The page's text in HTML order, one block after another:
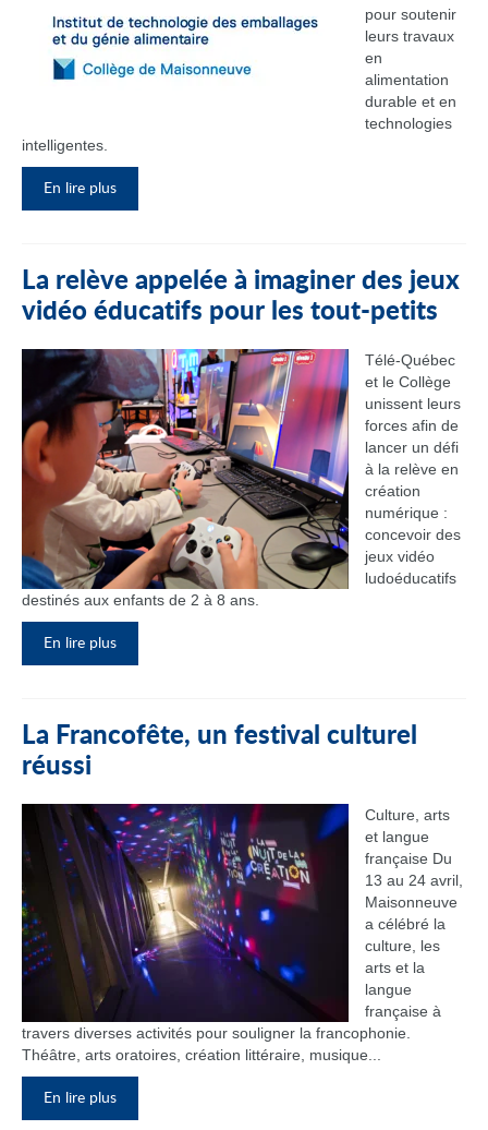
pour soutenir
leurs travaux
en
alimentation
durable et en
technologies
intelligentes.
En lire plus
La relève appelée à imaginer des jeux
vidéo éducatifs pour les tout-petits
Télé-Québec
et le Collège
unissent leurs
forces afin de
lancer un défi
à la relève en
création
numérique :
concevoir des
jeux vidéo
ludoéducatifs
destinés aux enfants de 2 à 8 ans.
En lire plus
La Francofête, un festival culturel
réussi
Culture, arts
et langue
française Du
13 au 24 avril,
Maisonneuve
a célébré la
culture, les
arts et la
langue
française à
travers diverses activités pour souligner la francophonie.
Théâtre, arts oratoires, création littéraire, musique...
En lire plus